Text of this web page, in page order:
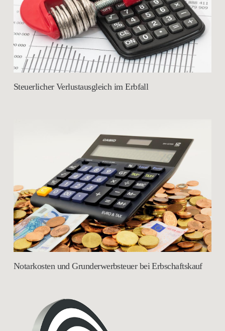
Steuerlicher Verlustausgleich im Erbfall
Notarkosten und Grunderwerbsteuer bei Erbschaftskauf